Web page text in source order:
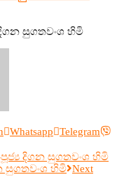
සුගතවංශ හිමි
Whatsapp
Telegram
දිගන සුගතවංශ හිමි
සුගතවංශ හිමි Next